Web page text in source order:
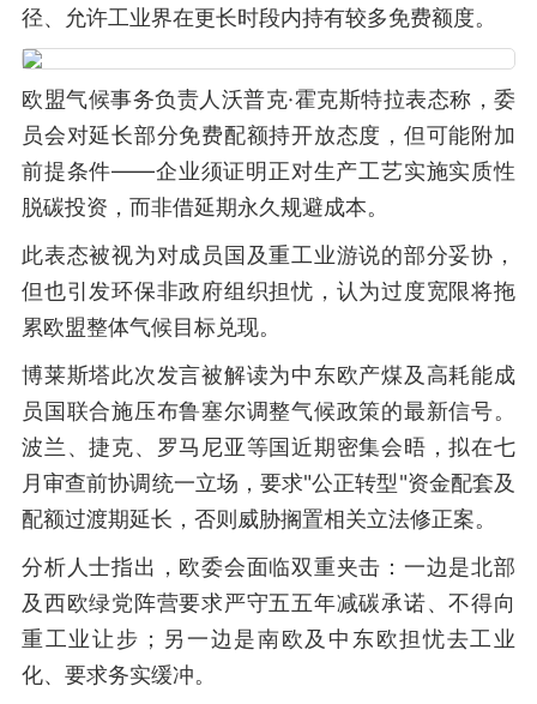
径、允许工业界在更长时段内持有较多免费额度。
欧盟气候事务负责人沃普克·霍克斯特拉表态称，委
员会对延长部分免费配额持开放态度，但可能附加
前提条件——企业须证明正对生产工艺实施实质性
脱碳投资，而非借延期永久规避成本。
此表态被视为对成员国及重工业游说的部分妥协，
但也引发环保非政府组织担忧，认为过度宽限将拖
累欧盟整体气候目标兑现。
博莱斯塔此次发言被解读为中东欧产煤及高耗能成
员国联合施压布鲁塞尔调整气候政策的最新信号。
波兰、捷克、罗马尼亚等国近期密集会晤，拟在七
月审查前协调统一立场，要求"公正转型"资金配套及
配额过渡期延长，否则威胁搁置相关立法修正案。
分析人士指出，欧委会面临双重夹击：一边是北部
及西欧绿党阵营要求严守五五年减碳承诺、不得向
重工业让步；另一边是南欧及中东欧担忧去工业
化、要求务实缓冲。